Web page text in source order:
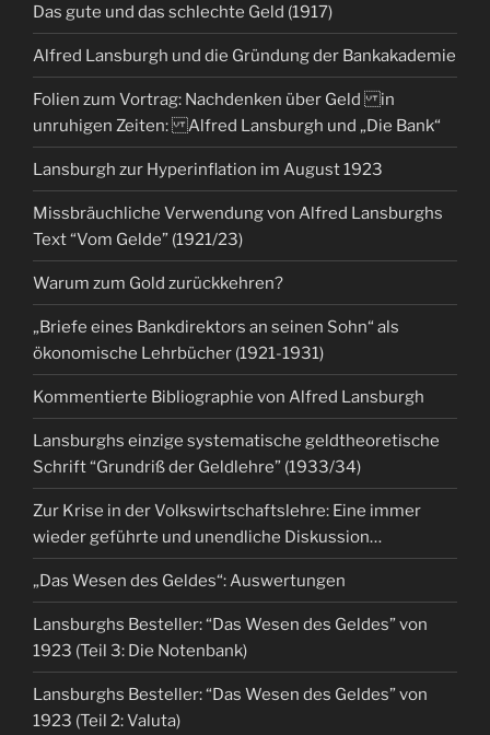
Das gute und das schlechte Geld (1917)
Alfred Lansburgh und die Gründung der Bankakademie
Folien zum Vortrag: Nachdenken über Geld in
unruhigen Zeiten: Alfred Lansburgh und „Die Bank“
Lansburgh zur Hyperinflation im August 1923
Missbräuchliche Verwendung von Alfred Lansburghs
Text “Vom Gelde” (1921/23)
Warum zum Gold zurückkehren?
„Briefe eines Bankdirektors an seinen Sohn“ als
ökonomische Lehrbücher (1921-1931)
Kommentierte Bibliographie von Alfred Lansburgh
Lansburghs einzige systematische geldtheoretische
Schrift “Grundriß der Geldlehre” (1933/34)
Zur Krise in der Volkswirtschaftslehre: Eine immer
wieder geführte und unendliche Diskussion…
„Das Wesen des Geldes“: Auswertungen
Lansburghs Besteller: “Das Wesen des Geldes” von
1923 (Teil 3: Die Notenbank)
Lansburghs Besteller: “Das Wesen des Geldes” von
1923 (Teil 2: Valuta)